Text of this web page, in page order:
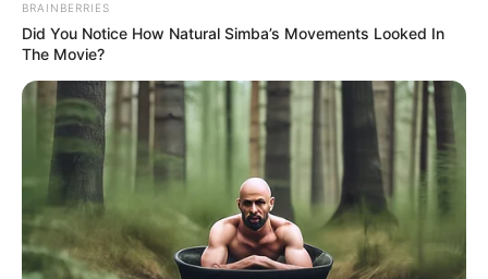
BRAINBERRIES
Did You Notice How Natural Simba’s Movements Looked In
The Movie?